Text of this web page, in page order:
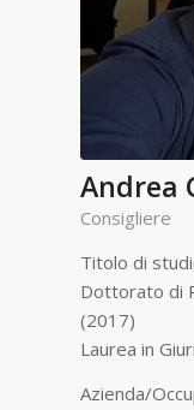
Andrea
Consigliere
Titolo di
Dottorato di
(2017)
Laurea in
Azienda/